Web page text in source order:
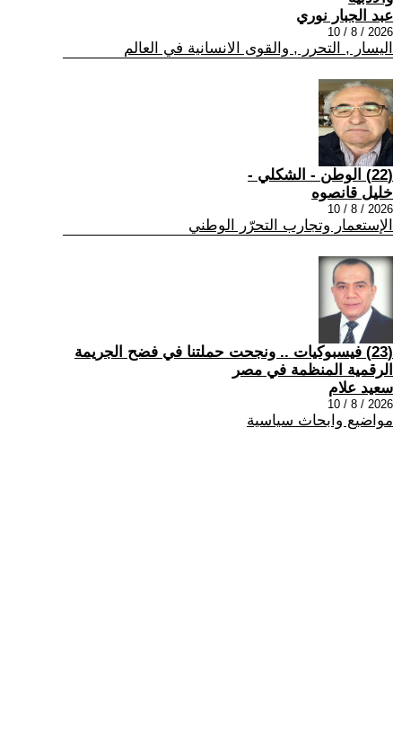
عبد الجبار نوري
2026 / 8 / 10
اليسار , التحرر , والقوى الانسانية في العالم
(22) الوطن - الشكلي -
خليل قانصوه
2026 / 8 / 10
الإستعمار وتجارب التحرّر الوطني
(23) فيسبوكيات .. ونجحت حملتنا في فضح الجريمة
الرقمية المنظمة في مصر
سعيد علام
2026 / 8 / 10
مواضيع وابحاث سياسية